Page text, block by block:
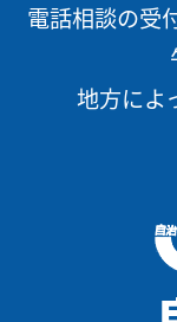
電話相談の受
地方によ